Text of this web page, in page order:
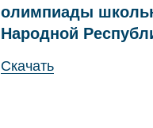
олимпиады
Народной
Скачать